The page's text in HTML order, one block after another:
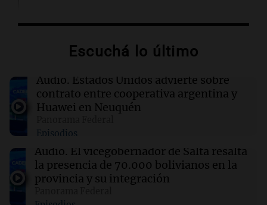
Crisis sanitaria en Cisjordania: las políticas
Las primarias de Tennessee marcan el debut
de un controvertido mapa parlamentario que
16:00 Política y Economía
Dólar hoy, dólar blue hoy: a cuánto cerró este
jueves 6 de agosto
Escuchá lo último
Audio. Estados Unidos advierte sobre
contrato entre cooperativa argentina y
Huawei en Neuquén
Episodios
Audio. El vicegobernador de Salta resalta
la presencia de 70.000 bolivianos en la
provincia y su integración